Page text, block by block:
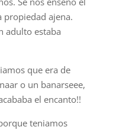
propiedad ajena.
adulto estaba
que era de
o un banarseee,
el encanto!!
teniamos